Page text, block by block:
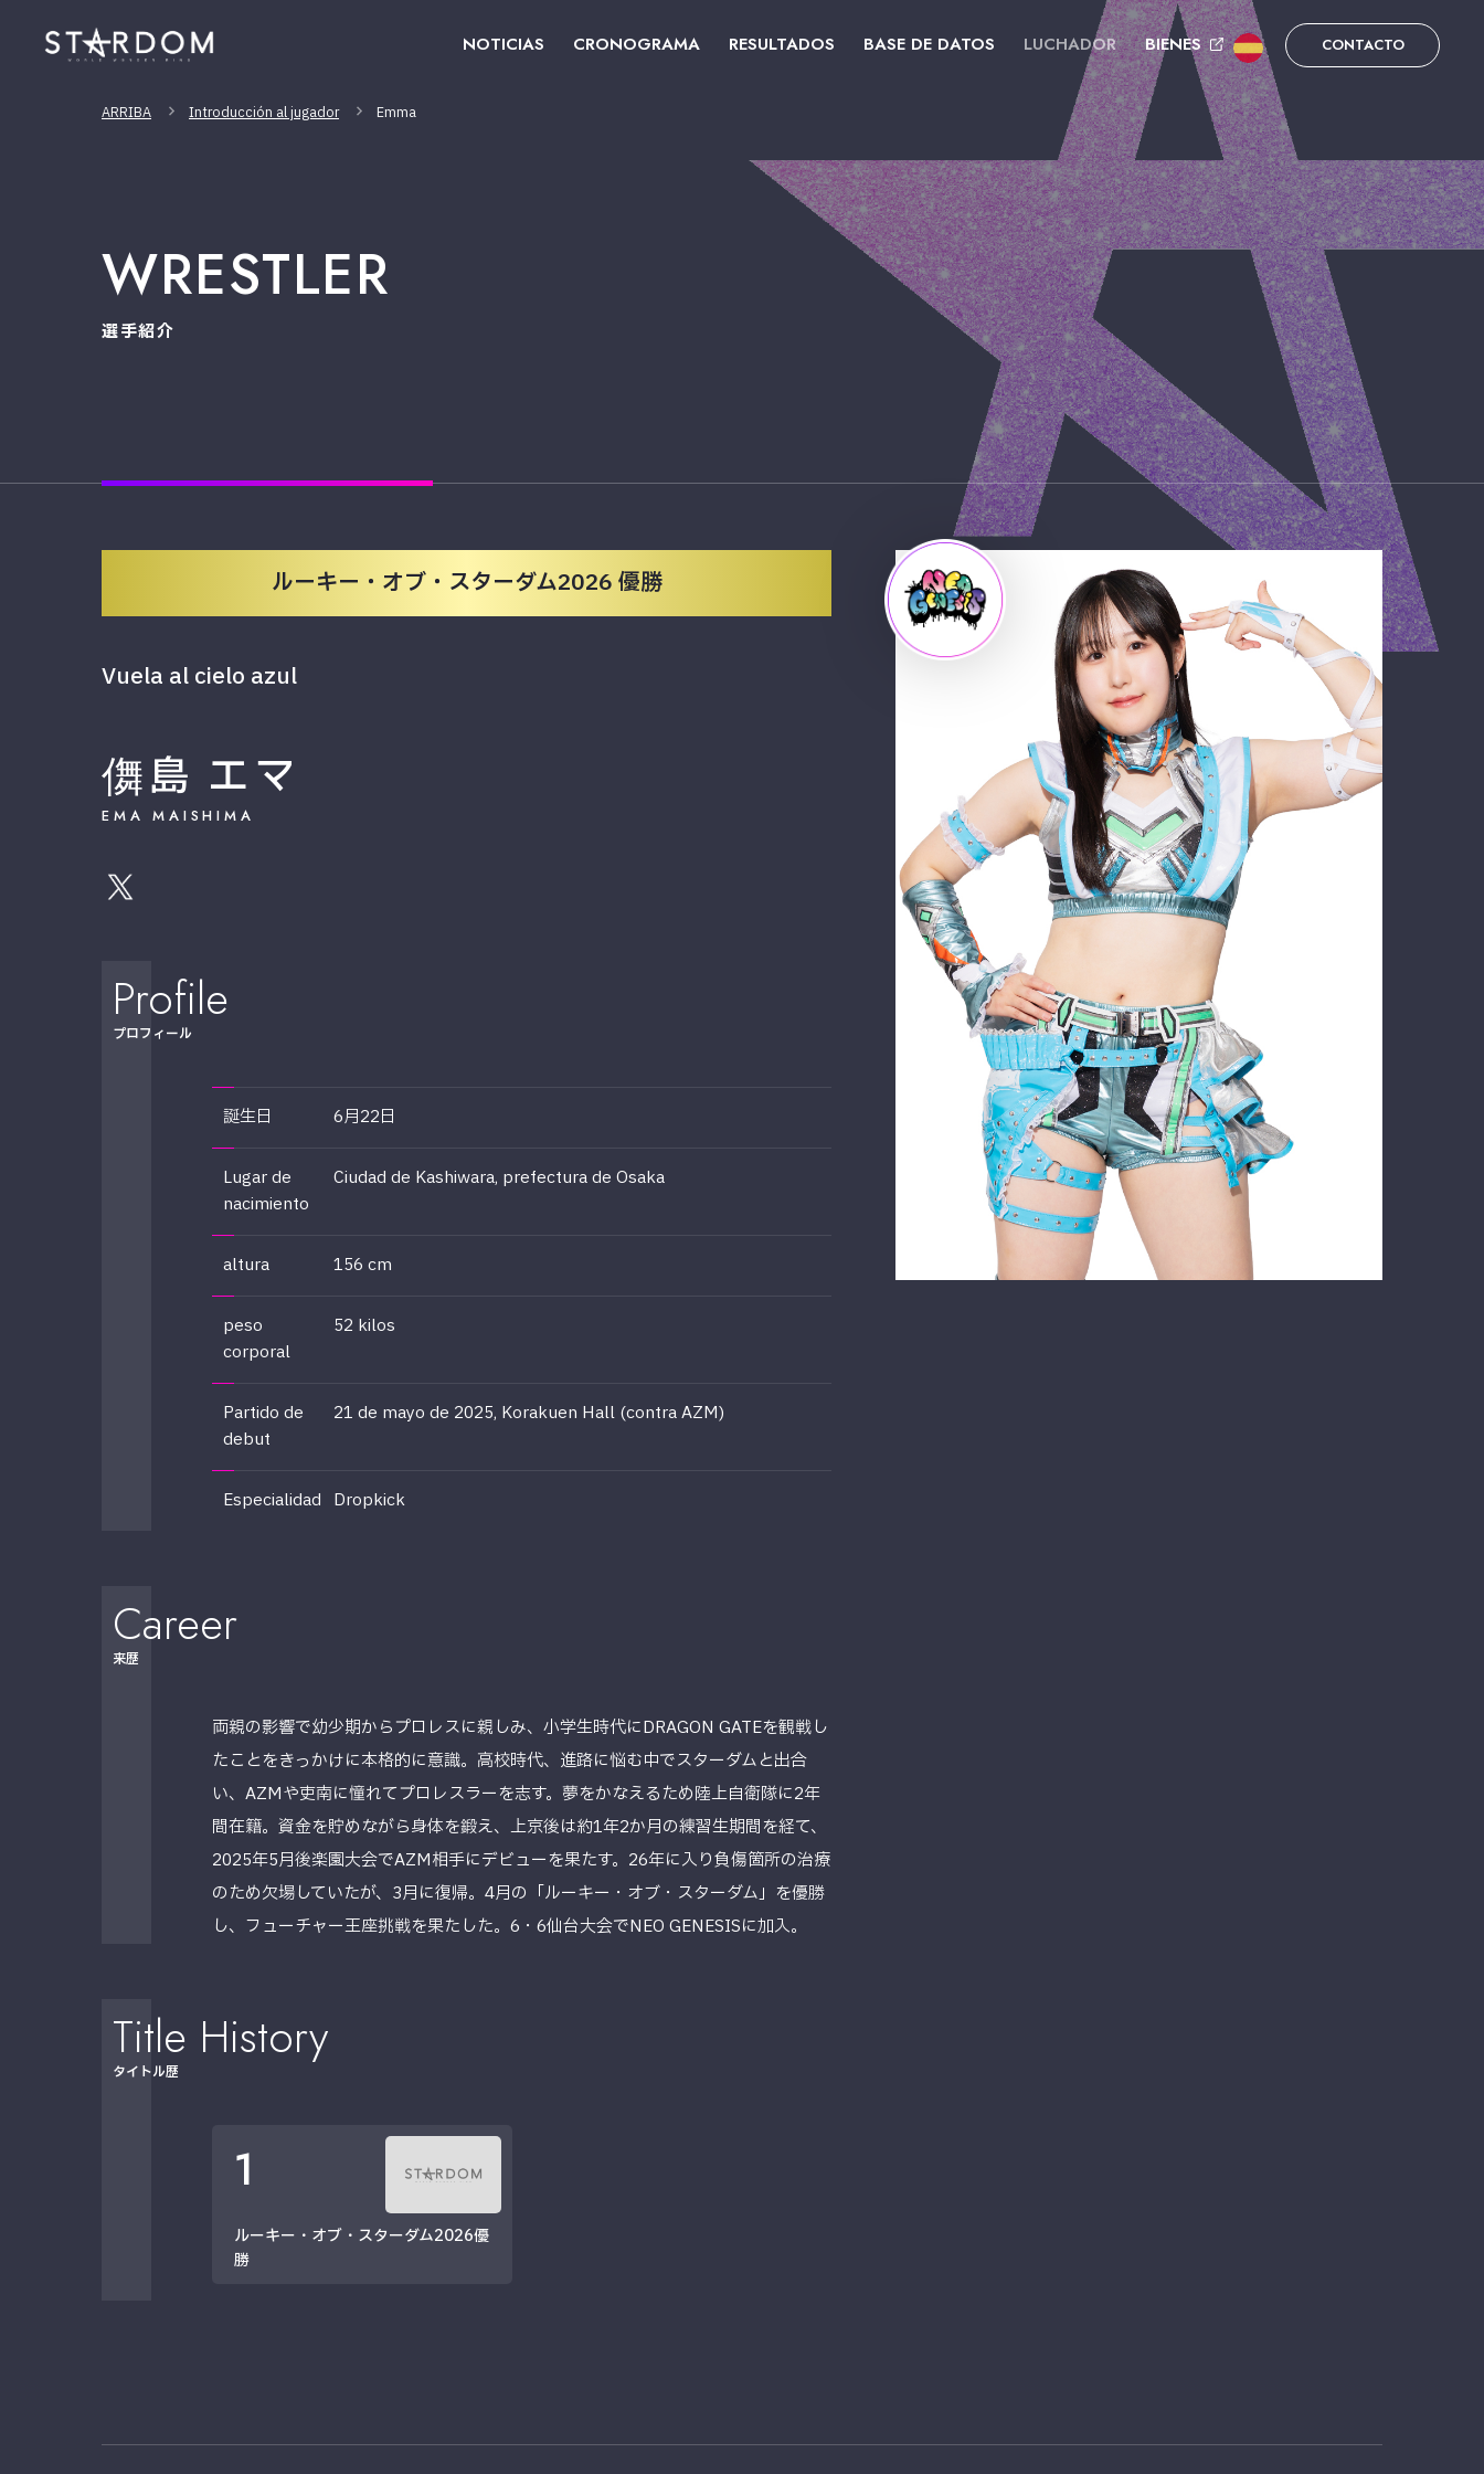
NOTICIAS CRONOGRAMA RESULTADOS BASE DE DATOS LUCHADOR BIENES CONTACTO
ARRIBA Introducción al jugador Emma
WRESTLER
選手紹介
ルーキー・オブ・スターダム2026 優勝
Vuela al cielo azul
儛島 エマ
EMA MAISHIMA
Profile
プロフィール
誕生日 6月22日
Lugar de
nacimiento
Ciudad de Kashiwara, prefectura de Osaka
altura 156 cm
peso
corporal
52 kilos
Partido de
debut
21 de mayo de 2025, Korakuen Hall (contra AZM)
Especialidad Dropkick
Career
来歴
両親の影響で幼少期からプロレスに親しみ、小学生時代にDRAGON GATEを観戦し
たことをきっかけに本格的に意識。高校時代、進路に悩む中でスターダムと出合
い、AZMや吏南に憧れてプロレスラーを志す。夢をかなえるため陸上自衛隊に2年
間在籍。資金を貯めながら身体を鍛え、上京後は約1年2か月の練習生期間を経て、
2025年5月後楽園大会でAZM相手にデビューを果たす。26年に入り負傷箇所の治療
のため欠場していたが、3月に復帰。4月の「ルーキー・オブ・スターダム」を優勝
し、フューチャー王座挑戦を果たした。6・6仙台大会でNEO GENESISに加入。
Title History
タイトル歴
1
ルーキー・オブ・スターダム2026優
勝